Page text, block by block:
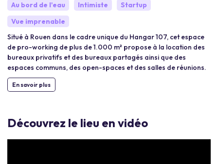
Au bord de l'eau Intimiste
Startup
Vue imprenable
Situé à Rouen dans le cadre unique du Hangar 107, cet espace
de pro-working de plus de 1.000 m² propose à la location des
bureaux privatifs et des bureaux partagés ainsi que des
espaces communs, des open-spaces et des salles de réunions.
En savoir plus
Découvrez le lieu en vidéo